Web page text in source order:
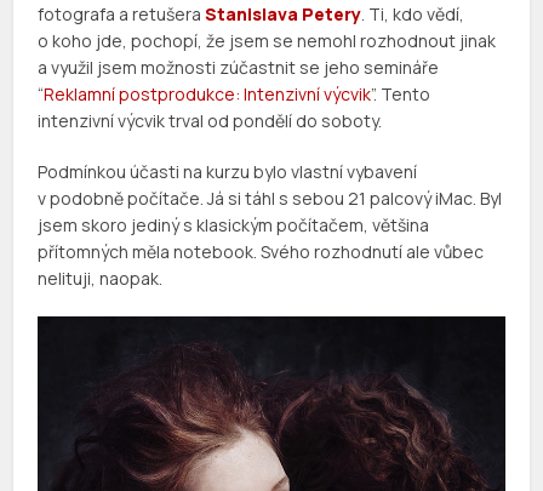
fotografa a retušeraStanislava Petery. Ti, kdo vědí,
o koho jde, pochopí, že jsem se nemohl rozhodnout jinak
a využil jsem možnosti zúčastnit se jeho semináře
“Reklamní postprodukce: Intenzivní výcvik”. Tento
intenzivní výcvik trval od pondělí do soboty.
Podmínkou účasti na kurzu bylo vlastní vybavení
v podobně počítače. Já si táhl s sebou 21 palcový iMac. Byl
jsem skoro jediný s klasickým počítačem, většina
přítomných měla notebook. Svého rozhodnutí ale vůbec
nelituji, naopak.